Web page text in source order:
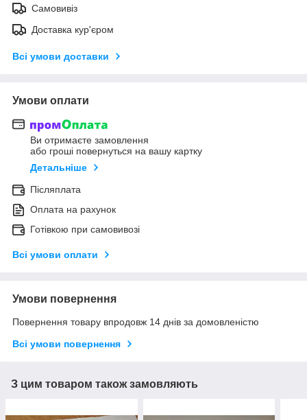
Самовивіз
Доставка кур'єром
Всі умови доставки
Умови оплати
Ви отримаєте замовлення
або гроші повернуться на вашу картку
Детальніше
Післяплата
Оплата на рахунок
Готівкою при самовивозі
Всі умови оплати
Умови повернення
Повернення товару впродовж 14 днів за домовленістю
Всі умови повернення
З цим товаром також замовляють